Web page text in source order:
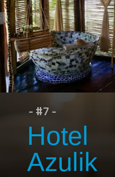
- #7 -
Hotel
Azulik